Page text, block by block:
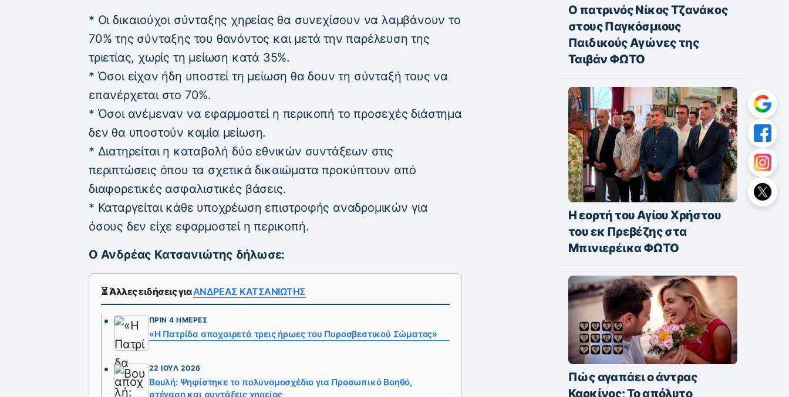
* Οι δικαιούχοι σύνταξης χηρείας θα συνεχίσουν να λαμβάνουν το
70% της σύνταξης του θανόντος και μετά την παρέλευση της
τριετίας, χωρίς τη μείωση κατά 35%.
* Όσοι είχαν ήδη υποστεί τη μείωση θα δουν τη σύνταξή τους να
επανέρχεται στο 70%.
* Όσοι ανέμεναν να εφαρμοστεί η περικοπή το προσεχές διάστημα
δεν θα υποστούν καμία μείωση.
* Διατηρείται η καταβολή δύο εθνικών συντάξεων στις
περιπτώσεις όπου τα σχετικά δικαιώματα προκύπτουν από
διαφορετικές ασφαλιστικές βάσεις.
* Καταργείται κάθε υποχρέωση επιστροφής αναδρομικών για
όσους δεν είχε εφαρμοστεί η περικοπή.
Ο Ανδρέας Κατσανιώτης δήλωσε:
⏳ Άλλες ειδήσεις γιαΑΝΔΡΕΑΣ ΚΑΤΣΑΝΙΩΤΗΣ
ΠΡΙΝ 4 ΗΜΈΡΕΣ
«Η Πατρίδα αποχαιρετά τρεις ήρωες του Πυροσβεστικού Σώματος»
22 ΙΟΎΛ 2026
Βουλή: Ψηφίστηκε το πολυνομοσχέδιο για Προσωπικό Βοηθό,
στέγαση και συντάξεις χηρείας
Ο πατρινός Νίκος Τζανάκος
στους Παγκόσμιους
Παιδικούς Αγώνες της
Ταιβάν ΦΩΤΟ
Η εορτή του Αγίου Χρήστου
του εκ Πρεβέζης στα
Μπινιερέικα ΦΩΤΟ
Πώς αγαπάει ο άντρας
Καρκίνος; Το απόλυτο